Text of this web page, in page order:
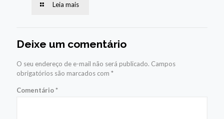
Leia mais
Deixe um comentário
O seu endereço de e-mail não será publicado. Campos
obrigatórios são marcados com *
Comentário*